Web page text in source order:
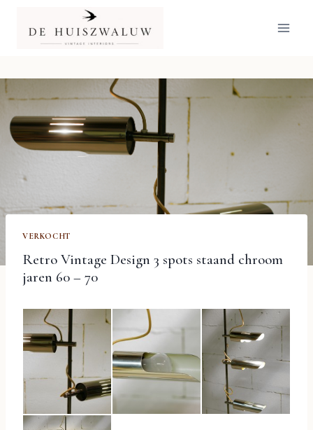
inhoud
VERKOCHT
Retro Vintage Design 3 spots staand chroom
jaren 60 – 70